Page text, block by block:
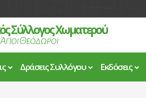
Σύλλογος Χωματερού
Άγιοι Θεόδωροι
Δράσεις Συλλόγου Εκδόσεις